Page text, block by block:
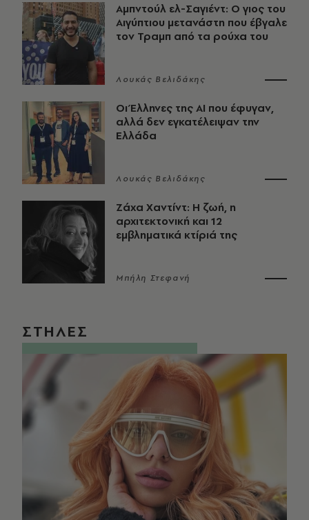
Αμπντούλ ελ-Σαγιέντ: Ο γιος του
Αιγύπτιου μετανάστη που έβγαλε
τον Τραμπ από τα ρούχα του
Λουκάς Βελιδάκης
Οι Έλληνες της ΑΙ που έφυγαν,
αλλά δεν εγκατέλειψαν την
Ελλάδα
Λουκάς Βελιδάκης
Ζάχα Χαντίντ: Η ζωή, η
αρχιτεκτονική και 12
εμβληματικά κτίριά της
Μπήλη Στεφανή
ΣΤΗΛΕΣ